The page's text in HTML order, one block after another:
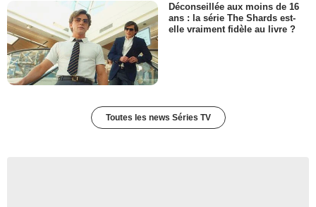
Déconseillée aux moins de 16
ans : la série The Shards est-
elle vraiment fidèle au livre ?
Toutes les news Séries TV